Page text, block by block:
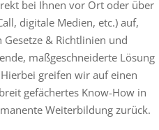
bei Ihnen vor Ort oder über
digitale Medien, etc.) auf,
& Richtlinien und
maßgeschneiderte Lösung
greifen wir auf einen
gefächertes Know-How in
Weiterbildung zurück.